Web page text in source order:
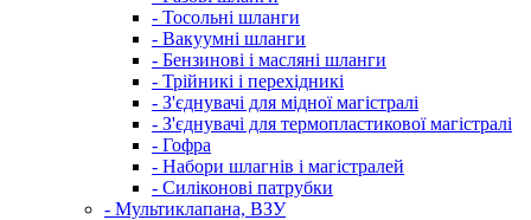
- Тосольні шланги
- Вакуумні шланги
- Бензинові і масляні шланги
- Трійникі і перехідникі
- З'єднувачі для мідної магістралі
- З'єднувачі для термопластикової магістралі
- Гофра
- Набори шлагнів і магістралей
- Силіконові патрубки
- Мультиклапана, ВЗУ